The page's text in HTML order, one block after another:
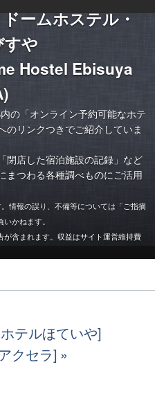
ームホステル・
すや
Hostel Ebisuya
の「オンライン予約可能なホテ
のリンクつきでご紹介していま
閉店した宿泊施設の記録 」など
まつわる各種調べものにご活用
情報の誤り、不備等については「ご指摘
かねます。
含まれます。収益はサイト運営維持費
テルほていや]
クセラ]